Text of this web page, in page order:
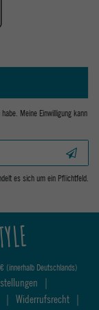
Meine Einwilligung kann
es sich um ein Pflichtfeld.
(innerhalb Deutschlands)
|
| Widerrufsrecht |